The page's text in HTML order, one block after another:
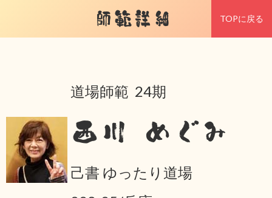
師範詳細 TOPに戻る
道場師範 24期
西川 めぐみ
己書 ゆったり道場